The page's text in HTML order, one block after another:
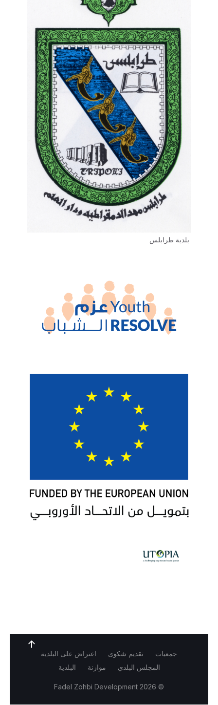
بلدية طرابلس
جمعيات تقديم شكوى
اعتراض على البلدية
المجلس البلدي
موازنة البلدية
© 2026
Fadel Zohbi Development